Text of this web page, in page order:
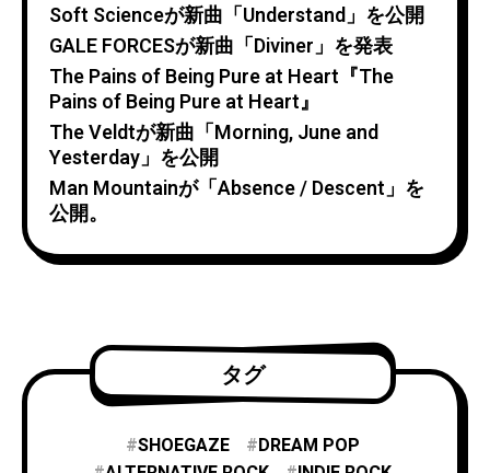
Soft Scienceが新曲「Understand」を公開
GALE FORCESが新曲「Diviner」を発表
The Pains of Being Pure at Heart『The
Pains of Being Pure at Heart』
The Veldtが新曲「Morning, June and
Yesterday」を公開
Man Mountainが「Absence / Descent」を
公開。
タグ
SHOEGAZE
DREAM POP